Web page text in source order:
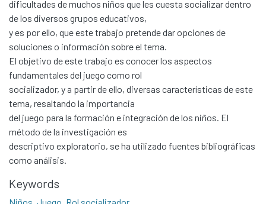
dificultades de muchos niños que les cuesta socializar dentro
de los diversos grupos educativos,
y es por ello, que este trabajo pretende dar opciones de
soluciones o información sobre el tema.
El objetivo de este trabajo es conocer los aspectos
fundamentales del juego como rol
socializador, y a partir de ello, diversas características de este
tema, resaltando la importancia
del juego para la formación e integración de los niños. El
método de la investigación es
descriptivo exploratorio, se ha utilizado fuentes bibliográficas
como análisis.
Keywords